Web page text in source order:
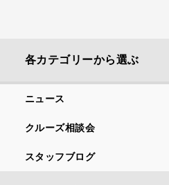
各カテゴリーから選ぶ
ニュース
クルーズ相談会
スタッフブログ